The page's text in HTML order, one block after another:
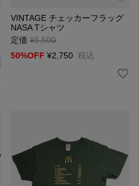
VINTAGE チェッカーフラッグ
NASA Tシャツ
定価 ¥5,500
→
50%OFF ¥2,750 税込